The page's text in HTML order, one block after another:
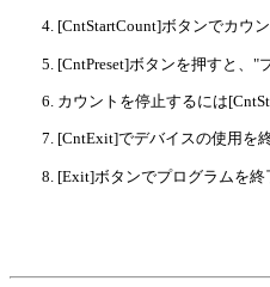
[CntStartCount]ボタンでカウ
[CntPreset]ボタンを押すと、"
カウントを停止するには
[CntExit]でデバイスの使用を
[Exit]ボタンでプログラムを終